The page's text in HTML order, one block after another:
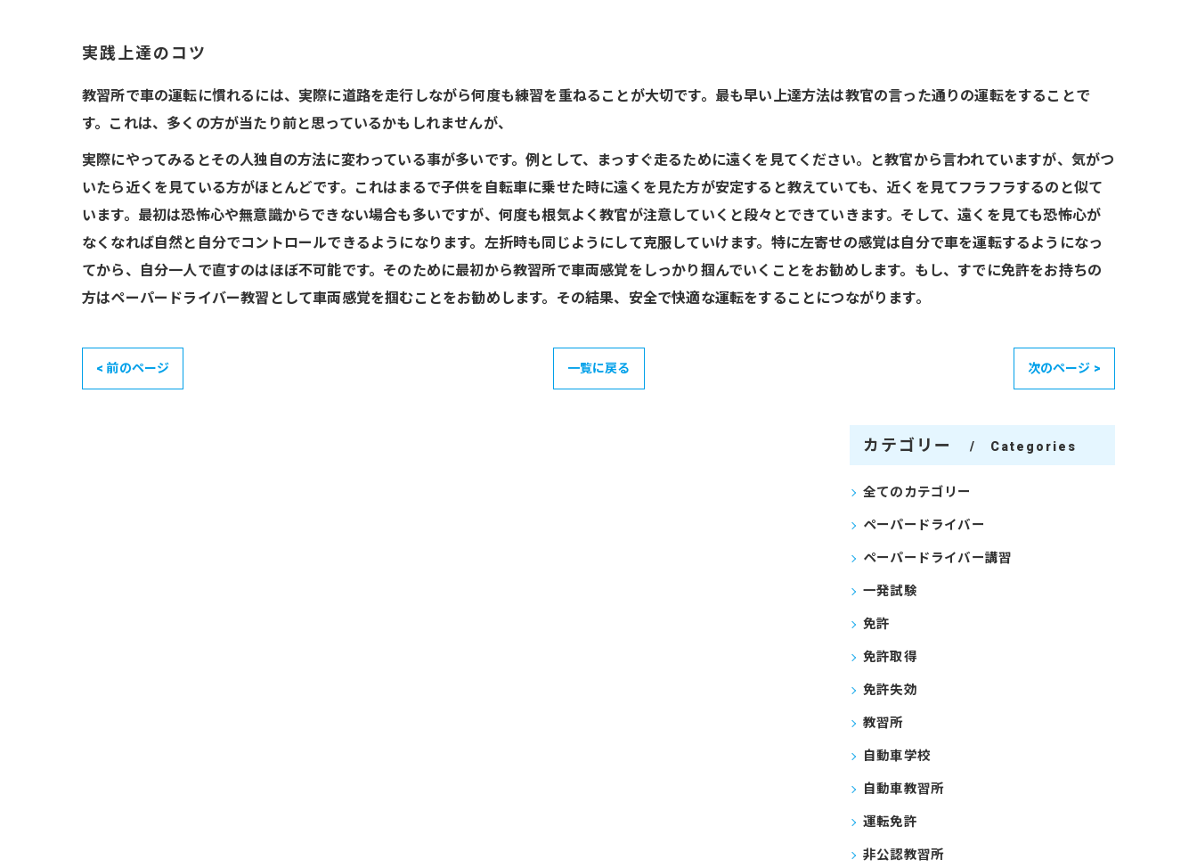
実践上達のコツ
教習所で車の運転に慣れるには、実際に道路を走行しながら何度も練習を重ねることが大切です。最も早い上達方法は教官の言った通りの運転をすることで
す。これは、多くの方が当たり前と思っているかもしれませんが、
実際にやってみるとその人独自の方法に変わっている事が多いです。例として、まっすぐ走るために遠くを見てください。と教官から言われていますが、気がつ
いたら近くを見ている方がほとんどです。これはまるで子供を自転車に乗せた時に遠くを見た方が安定すると教えていても、近くを見てフラフラするのと似て
います。最初は恐怖心や無意識からできない場合も多いですが、何度も根気よく教官が注意していくと段々とできていきます。そして、遠くを見ても恐怖心が
なくなれば自然と自分でコントロールできるようになります。左折時も同じようにして克服していけます。特に左寄せの感覚は自分で車を運転するようになっ
てから、自分一人で直すのはほぼ不可能です。そのために最初から教習所で車両感覚をしっかり掴んでいくことをお勧めします。もし、すでに免許をお持ちの
方はペーパードライバー教習として車両感覚を掴むことをお勧めします。その結果、安全で快適な運転をすることにつながります。
< 前のページ 一覧に戻る 次のページ >
カテゴリー Categories
全てのカテゴリー
ペーパードライバー
ペーパードライバー講習
一発試験
免許
免許取得
免許失効
教習所
自動車学校
自動車教習所
運転免許
非公認教習所